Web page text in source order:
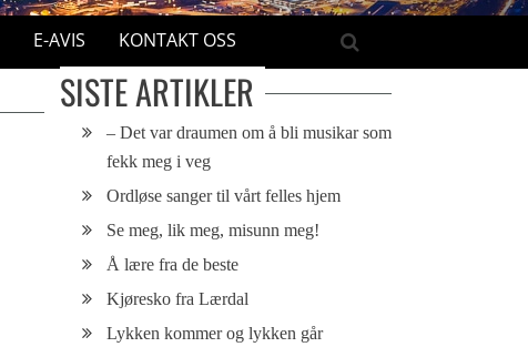
E-AVIS KONTAKT OSS
SISTE ARTIKLER
– Det var draumen om å bli musikar som
fekk meg i veg
Ordløse sanger til vårt felles hjem
Se meg, lik meg, misunn meg!
Å lære fra de beste
Kjøresko fra Lærdal
Lykken kommer og lykken går